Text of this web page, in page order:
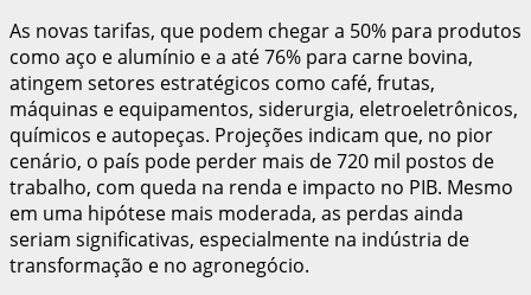
As novas tarifas, que podem chegar a 50% para produtos
como aço e alumínio e a até 76% para carne bovina,
atingem setores estratégicos como café, frutas,
máquinas e equipamentos, siderurgia, eletroeletrônicos,
químicos e autopeças. Projeções indicam que, no pior
cenário, o país pode perder mais de 720 mil postos de
trabalho, com queda na renda e impacto no PIB. Mesmo
em uma hipótese mais moderada, as perdas ainda
seriam significativas, especialmente na indústria de
transformação e no agronegócio.